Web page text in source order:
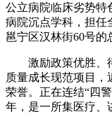
公立病院临床劣势特
病院沉点学科，担任
邕宁区汉林街60号的
激励政策优胜、待
质量成长现范项目
荣誉。正在连结“四
年，是一所集医疗、